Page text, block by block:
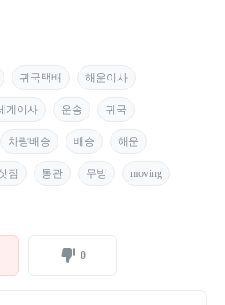
귀국택배 해운이사
계이사 운송 귀국
차량배송 배송 해운
짐 통관 무빙 moving
0